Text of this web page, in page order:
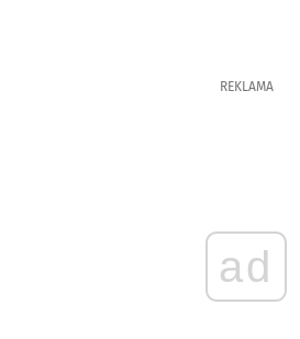
REKLAMA
ad